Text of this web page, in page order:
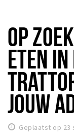
Eten
Drinken
Slapen
Recreatief
Winkels
OP
ETEN
JOUW
Geplaatst op 23